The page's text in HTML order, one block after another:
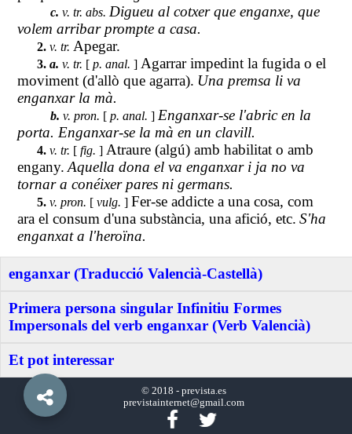
c.v. tr. abs. Digueu al cotxer que enganxe, que
volem arribar prompte a casa.
2. v. tr. Apegar.
3. a.v. tr. [ p. anal. ] Agarrar impedint la fugida o el
moviment (d'allò que agarra). Una premsa li va
enganxar la mà.
b.v. pron. [ p. anal. ] Enganxar-se l'abric en la
porta. Enganxar-se la mà en un clavill.
4. v. tr. [ fig. ] Atraure (algú) amb habilitat o amb
engany. Aquella dona el va enganxar i ja no va
tornar a conéixer pares ni germans.
5. v. pron. [ vulg. ] Fer-se addicte a una cosa, com
ara el consum d'una substància, una afició, etc. S'ha
enganxat a l'heroïna.
enganxar (Traducció Valencià-Castellà)
Primera persona singular Infinitiu Formes
Impersonals del verb enganxar (Verb Valencià)
Et pot interessar
© 2018 - prevista.es
previstainternet@gmail.com